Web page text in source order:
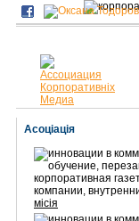
Асоціація
місія